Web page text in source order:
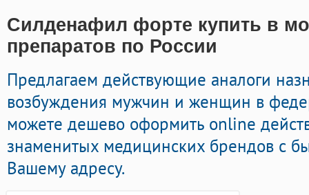
Силденафил форте купить в
препаратов по России
Предлагаем действующие аналоги
возбуждения мужчин и женщин в
можете дешево оформить online
знаменитых медицинских брендов с
Вашему адресу.